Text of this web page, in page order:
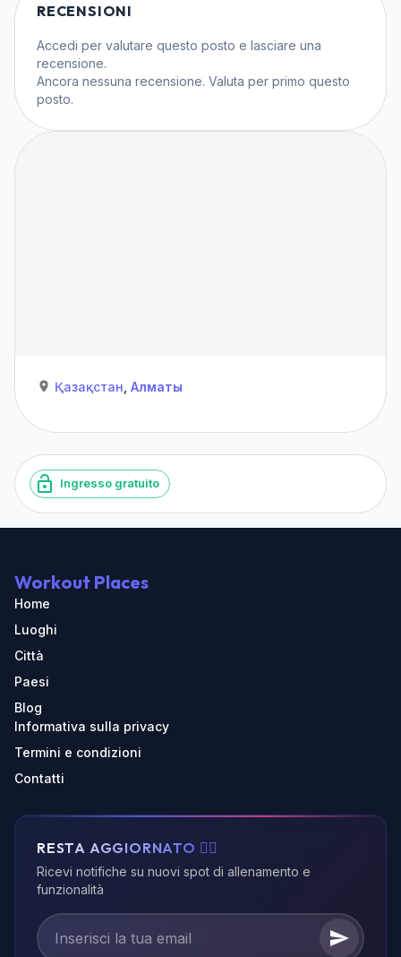
RECENSIONI
Accedi per valutare questo posto e lasciare una
recensione.
Ancora nessuna recensione. Valuta per primo questo
posto.
Қазақстан Алматы
Ingresso gratuito
Workout Places
Home
Luoghi
Città
Paesi
Blog
Informativa sulla privacy
Termini e condizioni
Contatti
RESTA AGGIORNATO 🏃‍♂️
Ricevi notifiche su nuovi spot di allenamento e
funzionalità